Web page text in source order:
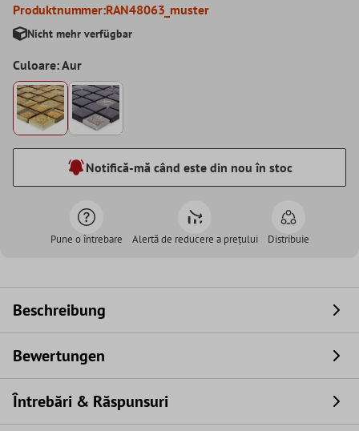
Produktnummer:RAN48063_muster
Nicht mehr verfügbar
Culoare: Aur
Notifică-mă când este din nou în stoc
Pune o întrebare Alertă de reducere a prețului Distribuie
Beschreibung
Bewertungen
Întrebări & Răspunsuri